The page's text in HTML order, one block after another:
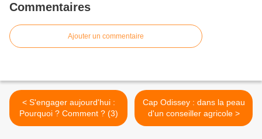
Commentaires
Ajouter un commentaire
< S'engager aujourd'hui :
Pourquoi ? Comment ? (3)
Cap Odissey : dans la peau
d'un conseiller agricole >